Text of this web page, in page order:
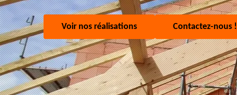
Voir nos réalisations Contactez-nous !